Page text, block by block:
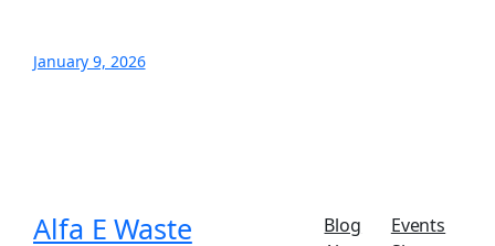
January 9, 2026
Alfa E Waste
Blog
Events